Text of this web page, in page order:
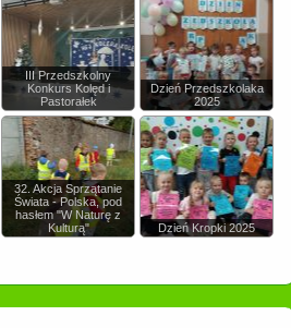
III Przedszkolny
Konkurs Kolęd i
Pastorałek
Dzień Przedszkolaka
2025
32. Akcja Sprzątanie
Świata - Polska, pod
hasłem "W Naturę z
Kulturą"
Dzień Kropki 2025